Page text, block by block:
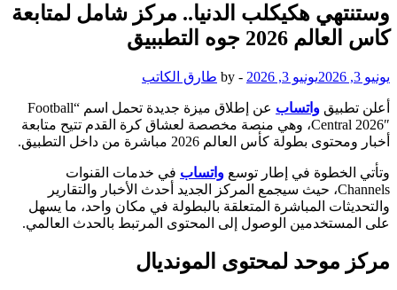
وستنتهي هكيكلب الدنيا.. مركز شامل لمتابعة
كاس العالم 2026 جوه التطببيق
يونيو 3, 2026 يونيو 3, 2026 -
by طارق الكاتب
أعلن تطبيق واتساب
عن إطلاق ميزة جديدة تحمل اسم “Football
Central 2026″، وهي منصة مخصصة لعشاق كرة القدم تتيح متابعة
أخبار ومحتوى بطولة كأس العالم 2026 مباشرة من داخل التطبيق.
وتأتي الخطوة في إطار توسع واتساب في خدمات القنوات
Channels، حيث سيجمع المركز الجديد أحدث الأخبار والتقارير
والتحديثات المباشرة المتعلقة بالبطولة في مكان واحد، ما يسهل
على المستخدمين الوصول إلى المحتوى المرتبط بالحدث العالمي.
مركز موحد لمحتوى المونديال